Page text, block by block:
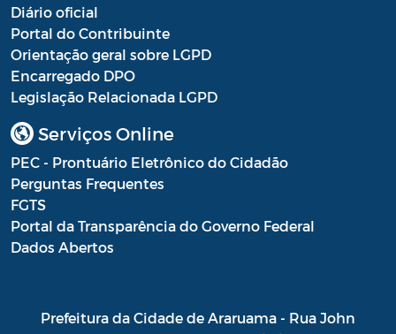
Diário oficial
Portal do Contribuinte
Orientação geral sobre LGPD
Encarregado DPO
Legislação Relacionada LGPD
Serviços Online
PEC - Prontuário Eletrônico do Cidadão
Perguntas Frequentes
FGTS
Portal da Transparência do Governo Federal
Dados Abertos
Prefeitura da Cidade de Araruama - Rua John